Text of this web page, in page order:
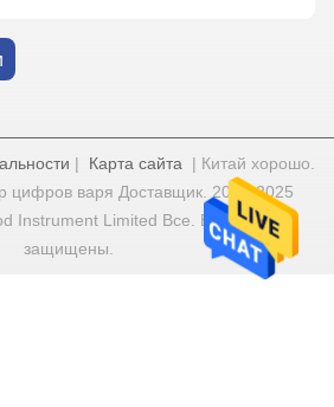
| Карта сайта| Китай хорошо.
цифров варя Доставщик. 2022-2025
Instrument Limited Все. Все права
защищены.